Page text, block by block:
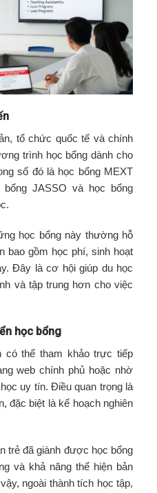
tổ chức quốc tế và chính
trình học bổng dành cho
số đó là học bổng MEXT
JASSO và học bổng
học bổng này thường hỗ
bao gồm học phí, sinh hoạt
Đây là cơ hội giúp du học
và tập trung hơn cho việc
học bổng
có thể tham khảo trực tiếp
web chính phủ hoặc nhờ
uy tín. Điều quan trọng là
đặc biệt là kế hoạch nghiên
trẻ đã giành được học bổng
và khả năng thể hiện bản
ngoài thành tích học tập,